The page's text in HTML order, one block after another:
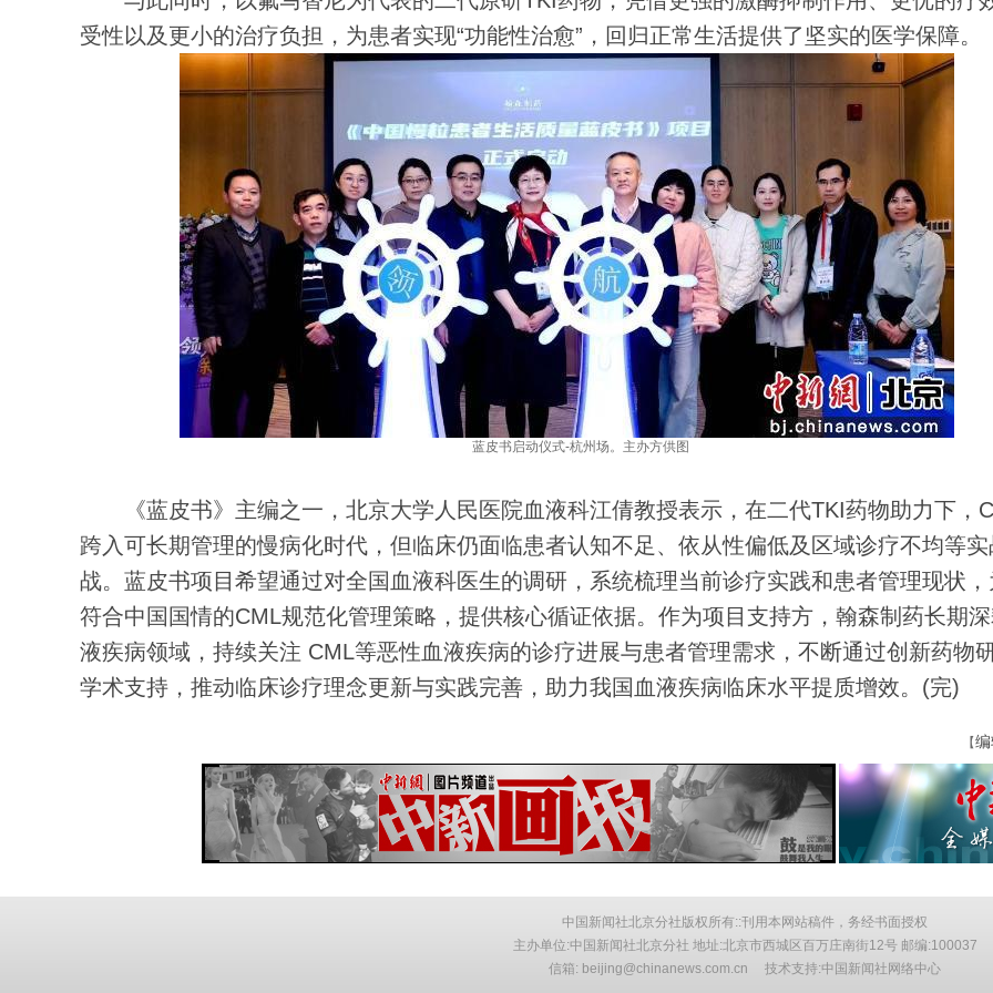
受性以及更小的治疗负担，为患者实现“功能性治愈”，回归正常生活提供了坚实的医学保障。
蓝皮书启动仪式-杭州场。主办方供图
《蓝皮书》主编之一，北京大学人民医院血液科江倩教授表示，在二代TKI药物助力下，
跨入可长期管理的慢病化时代，但临床仍面临患者认知不足、依从性偏低及区域诊疗不均等实
战。蓝皮书项目希望通过对全国血液科医生的调研，系统梳理当前诊疗实践和患者管理现状
符合中国国情的CML规范化管理策略，提供核心循证依据。作为项目支持方，翰森制药长期
液疾病领域，持续关注 CML等恶性血液疾病的诊疗进展与患者管理需求，不断通过创新药物
学术支持，推动临床诊疗理念更新与实践完善，助力我国血液疾病临床水平提质增效。(完)
【
中国新闻社北京分社版权所有::刊用本网站稿件，务经书面授权
主办单位:中国新闻社北京分社 地址:北京市西城区百万庄南街12号 邮编:100037
信箱: beijing@chinanews.com.cn 技术支持:中国新闻社网络中心